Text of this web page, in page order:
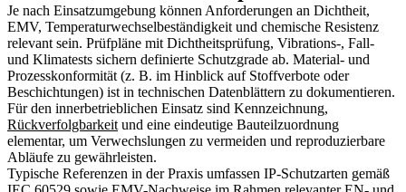
Je nach Einsatzumgebung können Anforderungen an Dichtheit,
EMV, Temperaturwechselbeständigkeit und chemische Resistenz
relevant sein. Prüfpläne mit Dichtheitsprüfung, Vibrations-, Fall-
und Klimatests sichern definierte Schutzgrade ab. Material- und
Prozesskonformität (z. B. im Hinblick auf Stoffverbote oder
Beschichtungen) ist in technischen Datenblättern zu dokumentieren.
Für den innerbetrieblichen Einsatz sind Kennzeichnung,
Rückverfolgbarkeit und eine eindeutige Bauteilzuordnung
elementar, um Verwechslungen zu vermeiden und reproduzierbare
Abläufe zu gewährleisten.
Typische Referenzen in der Praxis umfassen IP-Schutzarten gemäß